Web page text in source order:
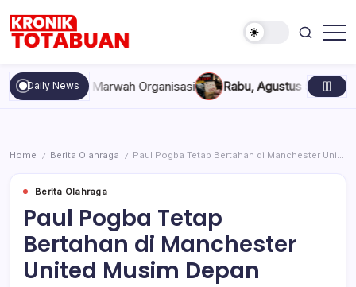
content
Totabuan
hari
ini
Kronik
Daily News
dan Marwah Organisasi Rabu, Agustus 5, 2026 , 11:44
Home / Berita Olahraga / Paul Pogba Tetap Bertahan di Manchester United Musim Depan
Berita Olahraga
Paul Pogba Tetap
Bertahan di Manchester
United Musim Depan